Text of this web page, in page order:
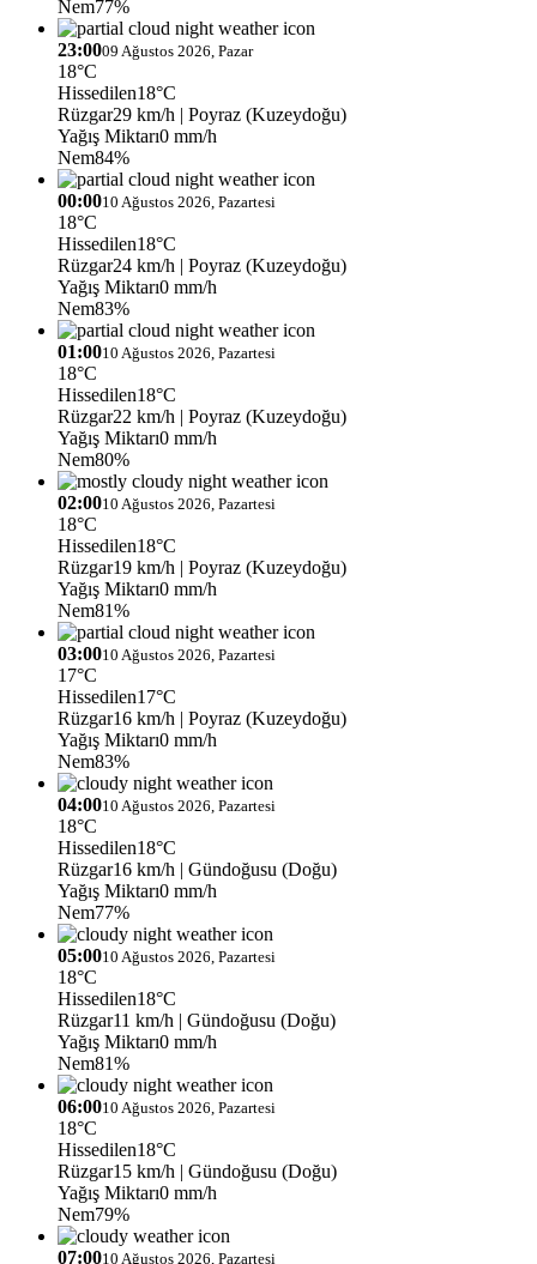
Nem77%
23:0009 Ağustos 2026, Pazar
18°C
Hissedilen18°C
Rüzgar29 km/h | Poyraz (Kuzeydoğu)
Yağış Miktarı0 mm/h
Nem84%
00:0010 Ağustos 2026, Pazartesi
18°C
Hissedilen18°C
Rüzgar24 km/h | Poyraz (Kuzeydoğu)
Yağış Miktarı0 mm/h
Nem83%
01:0010 Ağustos 2026, Pazartesi
18°C
Hissedilen18°C
Rüzgar22 km/h | Poyraz (Kuzeydoğu)
Yağış Miktarı0 mm/h
Nem80%
02:0010 Ağustos 2026, Pazartesi
18°C
Hissedilen18°C
Rüzgar19 km/h | Poyraz (Kuzeydoğu)
Yağış Miktarı0 mm/h
Nem81%
03:0010 Ağustos 2026, Pazartesi
17°C
Hissedilen17°C
Rüzgar16 km/h | Poyraz (Kuzeydoğu)
Yağış Miktarı0 mm/h
Nem83%
04:0010 Ağustos 2026, Pazartesi
18°C
Hissedilen18°C
Rüzgar16 km/h | Gündoğusu (Doğu)
Yağış Miktarı0 mm/h
Nem77%
05:0010 Ağustos 2026, Pazartesi
18°C
Hissedilen18°C
Rüzgar11 km/h | Gündoğusu (Doğu)
Yağış Miktarı0 mm/h
Nem81%
06:0010 Ağustos 2026, Pazartesi
18°C
Hissedilen18°C
Rüzgar15 km/h | Gündoğusu (Doğu)
Yağış Miktarı0 mm/h
Nem79%
07:0010 Ağustos 2026, Pazartesi